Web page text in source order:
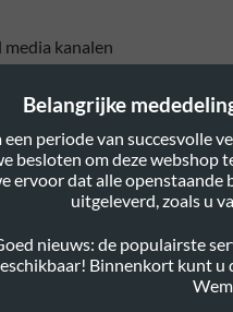
kanalen
Belangrijke
een periode van succesvolle
besloten om deze webshop
ervoor dat alle openstaande
uitgeleverd, zoals u
nieuws: de populairste
Binnenkort kunt u